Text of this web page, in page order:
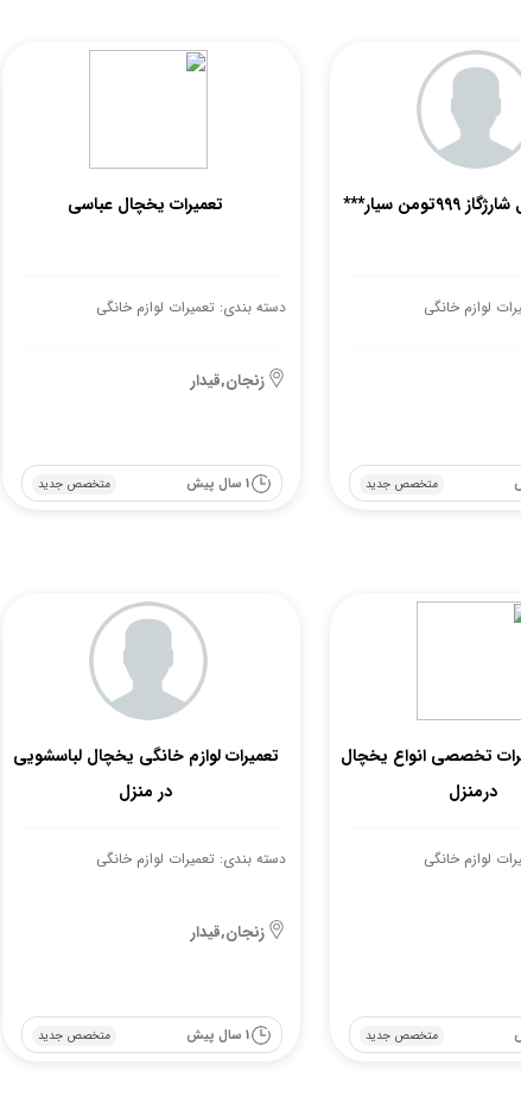
سیار***
لوازم خانگی
متخصص جدید
تعمیرات یخچال عباسی
دسته بندی: تعمیرات لوازم خانگی
زنجان,قیدار
متخصص جدید 1 سال پیش
تخصصی انواع یخچال
درمنزل
لوازم خانگی
متخصص جدید
تعمیرات لوازم خانگی یخچال لباسشویی
در منزل
دسته بندی: تعمیرات لوازم خانگی
زنجان,قیدار
متخصص جدید 1 سال پیش